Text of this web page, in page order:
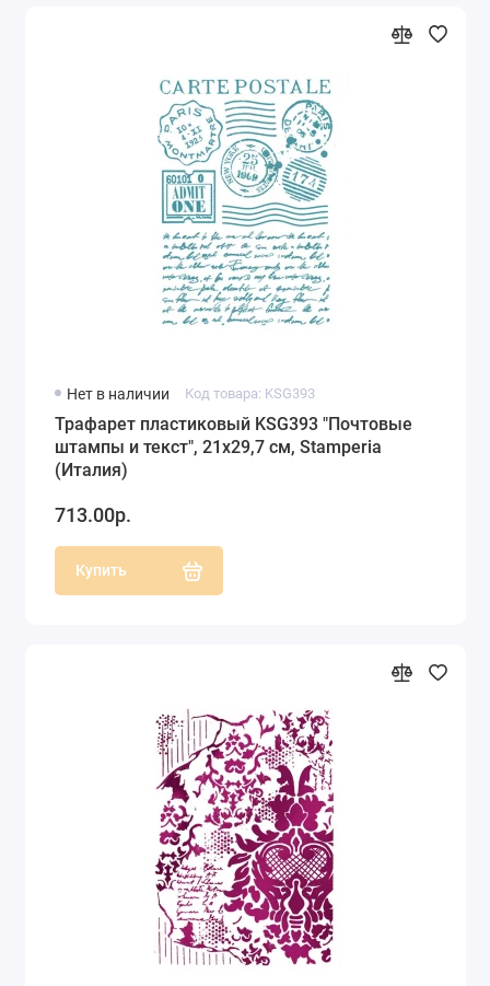
Нет в наличии Код товара: KSG393
Трафарет пластиковый KSG393 "Почтовые
штампы и текст", 21х29,7 см, Stamperia
(Италия)
713.00р.
Купить